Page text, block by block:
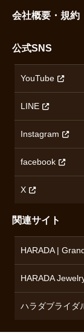
ご利用ガイド
配送・送料につい
ハラダの保証と
セイコー
カシオ
オリエントスター
ロンジン
チューダー
ブランド一覧を見
会社概要・規約
沿革
プライバシーポリ
無断転載・商用利
コンテンツ制作
公式SNS
YouTube
LINE
Instagram
facebook
X
関連サイト
HARADA |
HARADA
ハラダブライダ